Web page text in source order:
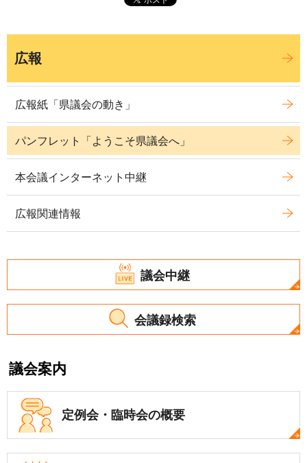
広報
広報紙「県議会の動き」
パンフレット「ようこそ県議会へ」
本会議インターネット中継
広報関連情報
議会中継
会議録検索
議会案内
定例会・ 臨時会の概要